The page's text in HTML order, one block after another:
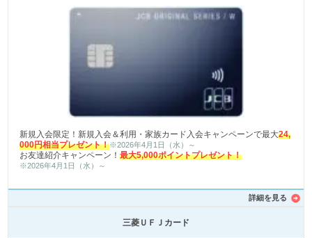
新規入会限定！新規入会＆利用・家族カード入会キャンペーンで最大24,
000円相当プレゼント！※2026年4月1日（水）～
お友達紹介キャンペーン！最大5,000ポイントプレゼント！
※2026年4月1日（水）～
詳細を見る
三菱ＵＦＪカード